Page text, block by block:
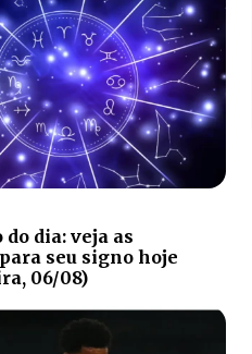
do dia: veja as
seu signo hoje
06/08)